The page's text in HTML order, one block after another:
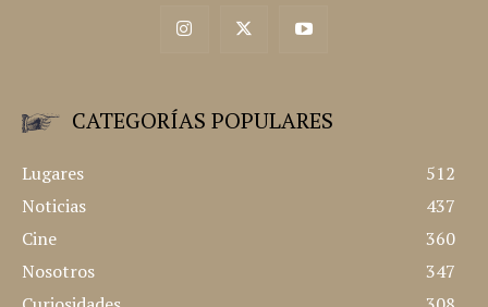
CATEGORÍAS POPULARES
Lugares
512
Noticias
437
Cine
360
Nosotros
347